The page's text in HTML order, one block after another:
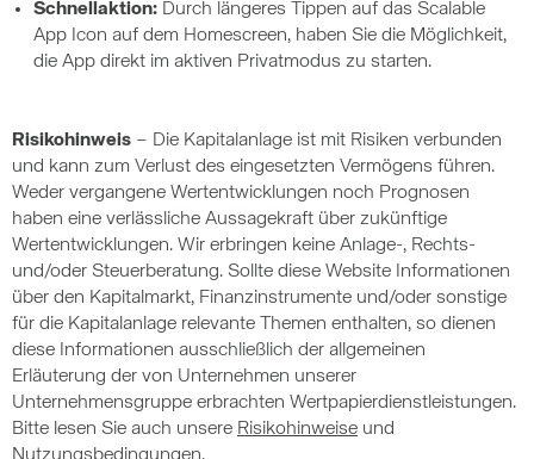
Schnellaktion: Durch längeres Tippen auf das Scalable
App Icon auf dem Homescreen, haben Sie die Möglichkeit,
die App direkt im aktiven Privatmodus zu starten.
Risikohinweis – Die Kapitalanlage ist mit Risiken verbunden
und kann zum Verlust des eingesetzten Vermögens führen.
Weder vergangene Wertentwicklungen noch Prognosen
haben eine verlässliche Aussagekraft über zukünftige
Wertentwicklungen. Wir erbringen keine Anlage-, Rechts-
und/oder Steuerberatung. Sollte diese Website Informationen
über den Kapitalmarkt, Finanzinstrumente und/oder sonstige
für die Kapitalanlage relevante Themen enthalten, so dienen
diese Informationen ausschließlich der allgemeinen
Erläuterung der von Unternehmen unserer
Unternehmensgruppe erbrachten Wertpapierdienstleistungen.
Bitte lesen Sie auch unsere Risikohinweise und